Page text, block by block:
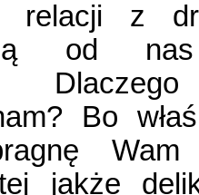
relacji z
od
Bo
Wam
jakże